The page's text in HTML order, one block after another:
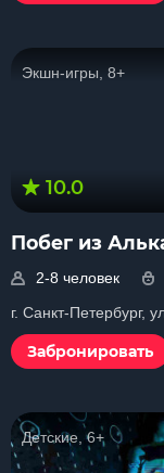
Экшн-игры, 8+
10.0
Побег из
2-8 человек
г. Санкт-Петербург,
Забронировать
Детские, 6+